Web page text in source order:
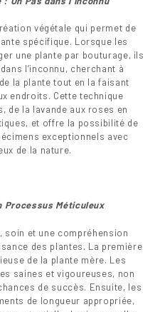
végétale qui permet de
spécifique. Lorsque les
une plante par bouturage, ils
l’inconnu, cherchant à
la plante tout en la faisant
endroits. Cette technique
de la lavande aux roses en
et offre la possibilité de
exceptionnels avec
de la nature.
Processus Méticuleux
soin et une compréhension
des plantes. La première
de la plante mère. Les
saines et vigoureuses, non
de succès. Ensuite, les
de longueur appropriée,